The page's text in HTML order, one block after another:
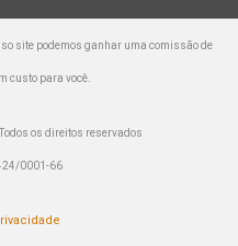
site podemos ganhar uma comissão de
custo para você.
os direitos reservados
0001-66